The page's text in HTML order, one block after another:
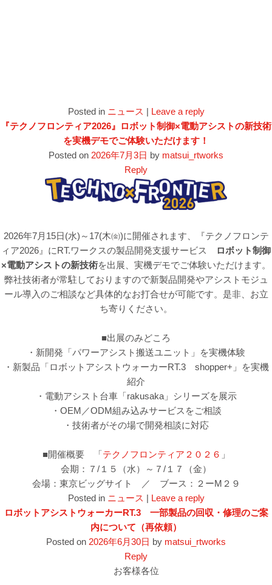
Posted in ニュース | Leave a reply
『テクノフロンティア2026』ロボット制御×電動アシストの新技術
を実機デモでご体験いただけます！
Posted on 2026年7月3日 by matsui_rtworks
Reply
2026年7月15日(水)～17(木㈮)に開催されます、『テクノフロンテ
ィア2026』にRT.ワークスの製品開発支援サービス
ロボット制御
×電動アシストの新技術を出展、実機デモでご体験いただけます。
弊社技術者が常駐しておりますので新製品開発やアシストモジュ
ール導入のご相談など具体的なお打合せが可能です。是非、お立
ち寄りください。
■出展のみどころ
・新開発「パワーアシスト搬送ユニット」を実機体験
・新製品「ロボットアシストウォーカーRT.3 shopper+」を実機
紹介
・電動アシスト台車「rakusaka」シリーズを展示
・OEM／ODM組み込みサービスをご相談
・技術者がその場で開発相談に対応
■開催概要 「テクノフロンティア２０２６ 」
会期：７/１５（水）～７/１７（金）
会場：東京ビッグサイト ／ ブース：２ーM２９
Posted in ニュース | Leave a reply
ロボットアシストウォーカーRT.3 一部製品の回収・修理のご案
内について（再依頼）
Posted on 2026年6月30日 by matsui_rtworks
Reply
お客様各位